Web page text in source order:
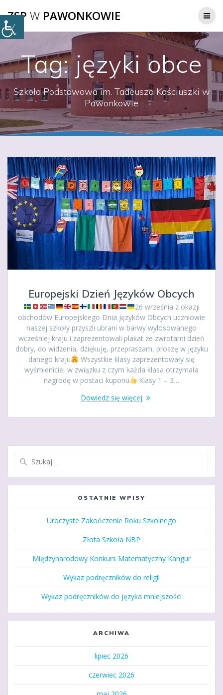
do
ZSP W PAWONKOWIE
Tag:języki obce
Szkoła Podstawowa im. Tadeusza Kościuszki w
Pawonkowie
Europejski Dzień Języków Obcych
26 września z okazji
obchodów Europejskiego Dnia Języków Obcych uczniowie
naszej szkoły przyszli ubrani w barwy wylosowanego
wcześniej kraju i zaprezentowali plakat ze zwrotami dzień
dobry, do widzenia, dziękuję, przepraszam, proszę w języku
danego kraju
Wszystkie klasy zaprezentowały się
wyśmienicie, w związku z czym każda klasa otrzymała
nagrodę w postaci kuponu
Klasy 1 – 3…
Dowiedz się więcej
OSTATNIE WPISY
Uroczyste Zakończenie Roku Szkolnego
Złota Szkoła NBP
Międzynarodowy Konkurs Matematyczny Kangur
Wykaz podręczników do religii
Wykaz podręczników do języka mniejszości
ARCHIWA
lipiec 2026
czerwiec 2026